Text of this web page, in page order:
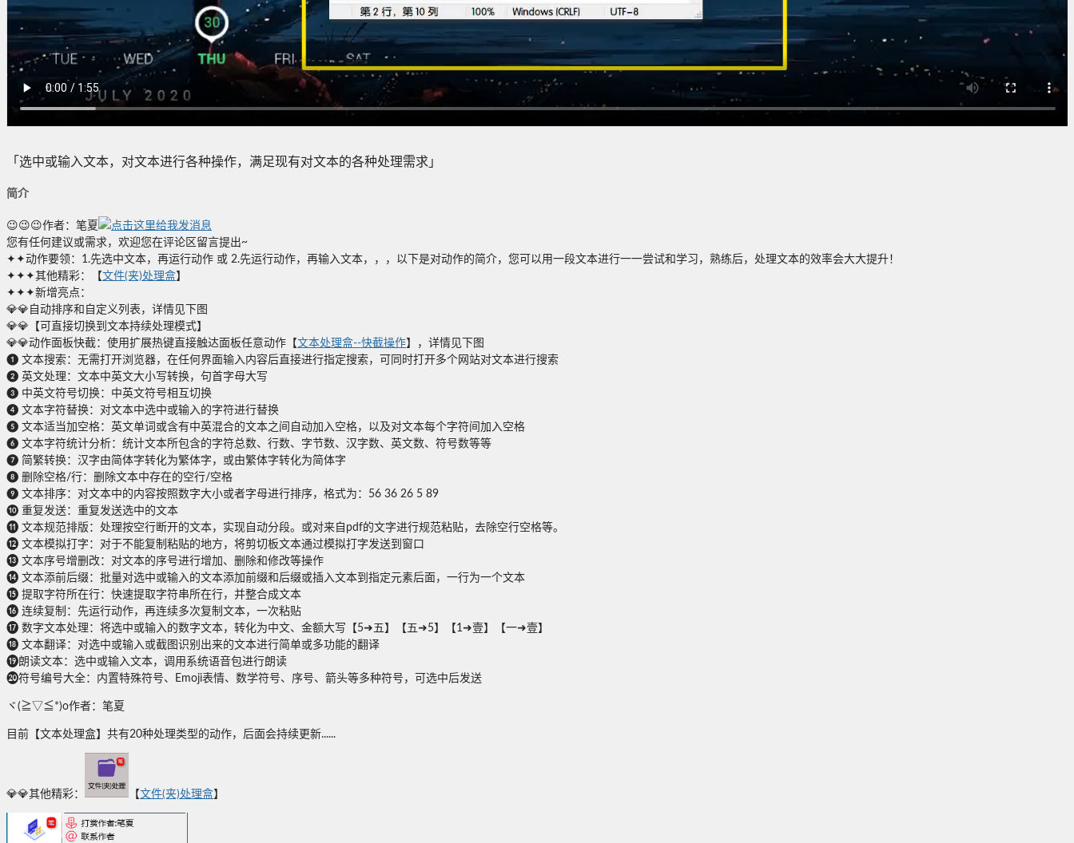
「选中或输入文本，对文本进行各种操作，满足现有对文本的各种处理需求」
简介
😉😉😉作者：笔夏
您有任何建议或需求，欢迎您在评论区留言提出~
✦✦动作要领：1.先选中文本，再运行动作 或 2.先运行动作，再输入文本，，，以下是对动作的简介，您可以用一段文本进行一一尝试和学习，熟练后，处理文本的效率会大大提升！
✦✦✦其他精彩：【文件(夹)处理盒】
✦✦✦新增亮点：
💎💎自动排序和自定义列表，详情见下图
💎💎【可直接切换到文本持续处理模式】
💎💎动作面板快截：使用扩展热键直接触达面板任意动作【文本处理盒--快截操作】，详情见下图
❶ 文本搜索：无需打开浏览器，在任何界面输入内容后直接进行指定搜索，可同时打开多个网站对文本进行搜索
❷ 英文处理：文本中英文大小写转换，句首字母大写
❸ 中英文符号切换：中英文符号相互切换
❹ 文本字符替换：对文本中选中或输入的字符进行替换
❺ 文本适当加空格：英文单词或含有中英混合的文本之间自动加入空格，以及对文本每个字符间加入空格
❻ 文本字符统计分析：统计文本所包含的字符总数、行数、字节数、汉字数、英文数、符号数等等
❼ 简繁转换：汉字由简体字转化为繁体字，或由繁体字转化为简体字
❽ 删除空格/行：删除文本中存在的空行/空格
❾ 文本排序：对文本中的内容按照数字大小或者字母进行排序，格式为：56 36 26 5 89
❿ 重复发送：重复发送选中的文本
⓫ 文本规范排版：处理按空行断开的文本，实现自动分段。或对来自pdf的文字进行规范粘贴，去除空行空格等。
⓬ 文本模拟打字：对于不能复制粘贴的地方，将剪切板文本通过模拟打字发送到窗口
⓭ 文本序号增删改：对文本的序号进行增加、删除和修改等操作
⓮ 文本添前后缀：批量对选中或输入的文本添加前缀和后缀或插入文本到指定元素后面，一行为一个文本
⓯ 提取字符所在行：快速提取字符串所在行，并整合成文本
⓰ 连续复制：先运行动作，再连续多次复制文本，一次粘贴
⓱ 数字文本处理：将选中或输入的数字文本，转化为中文、金额大写【5➜五】【五➜5】【1➜壹】【一➜壹】
⓲ 文本翻译：对选中或输入或截图识别出来的文本进行简单或多功能的翻译
⓳朗读文本：选中或输入文本，调用系统语音包进行朗读
⓴符号编号大全：内置特殊符号、Emoji表情、数学符号、序号、箭头等多种符号，可选中后发送
ヾ(≧▽≦*)o作者：笔夏
目前【文本处理盒】共有20种处理类型的动作，后面会持续更新......
💎💎其他精彩： 【文件(夹)处理盒】